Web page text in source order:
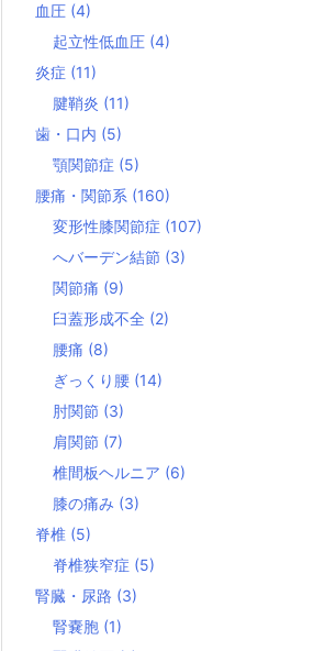
血圧 (4)
起立性低血圧 (4)
炎症 (11)
腱鞘炎 (11)
歯・口内 (5)
顎関節症 (5)
腰痛・関節系 (160)
変形性膝関節症 (107)
へバーデン結節 (3)
関節痛 (9)
臼蓋形成不全 (2)
腰痛 (8)
ぎっくり腰 (14)
肘関節 (3)
肩関節 (7)
椎間板ヘルニア (6)
膝の痛み (3)
脊椎 (5)
脊椎狭窄症 (5)
腎臓・尿路 (3)
腎嚢胞 (1)